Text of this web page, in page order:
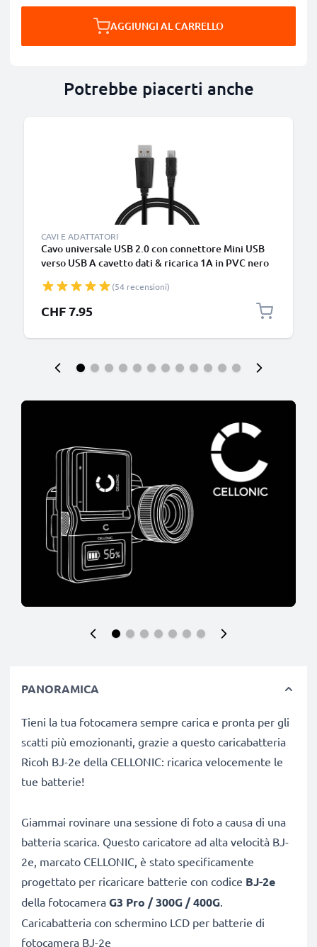
AGGIUNGI AL CARRELLO
Potrebbe piacerti anche
CAVI E ADATTATORI
Cavo universale USB 2.0 con connettore Mini USB
verso USB A cavetto dati & ricarica 1A in PVC nero
(54 recensioni)
CHF 7.95
PANORAMICA
Tieni la tua fotocamera sempre carica e pronta per gli
scatti più emozionanti, grazie a questo caricabatteria
Ricoh BJ-2e della CELLONIC: ricarica velocemente le
tue batterie!
Giammai rovinare una sessione di foto a causa di una
batteria scarica. Questo caricatore ad alta velocità BJ-
2e, marcato CELLONIC, è stato specificamente
progettato per ricaricare batterie con codice BJ-2e
della fotocamera G3 Pro / 300G / 400G.
Caricabatteria con schermino LCD per batterie di
fotocamera BJ-2e